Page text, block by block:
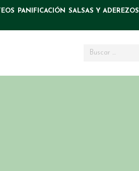
PANIFICACIÓN SALSAS Y ADEREZOS
Search: